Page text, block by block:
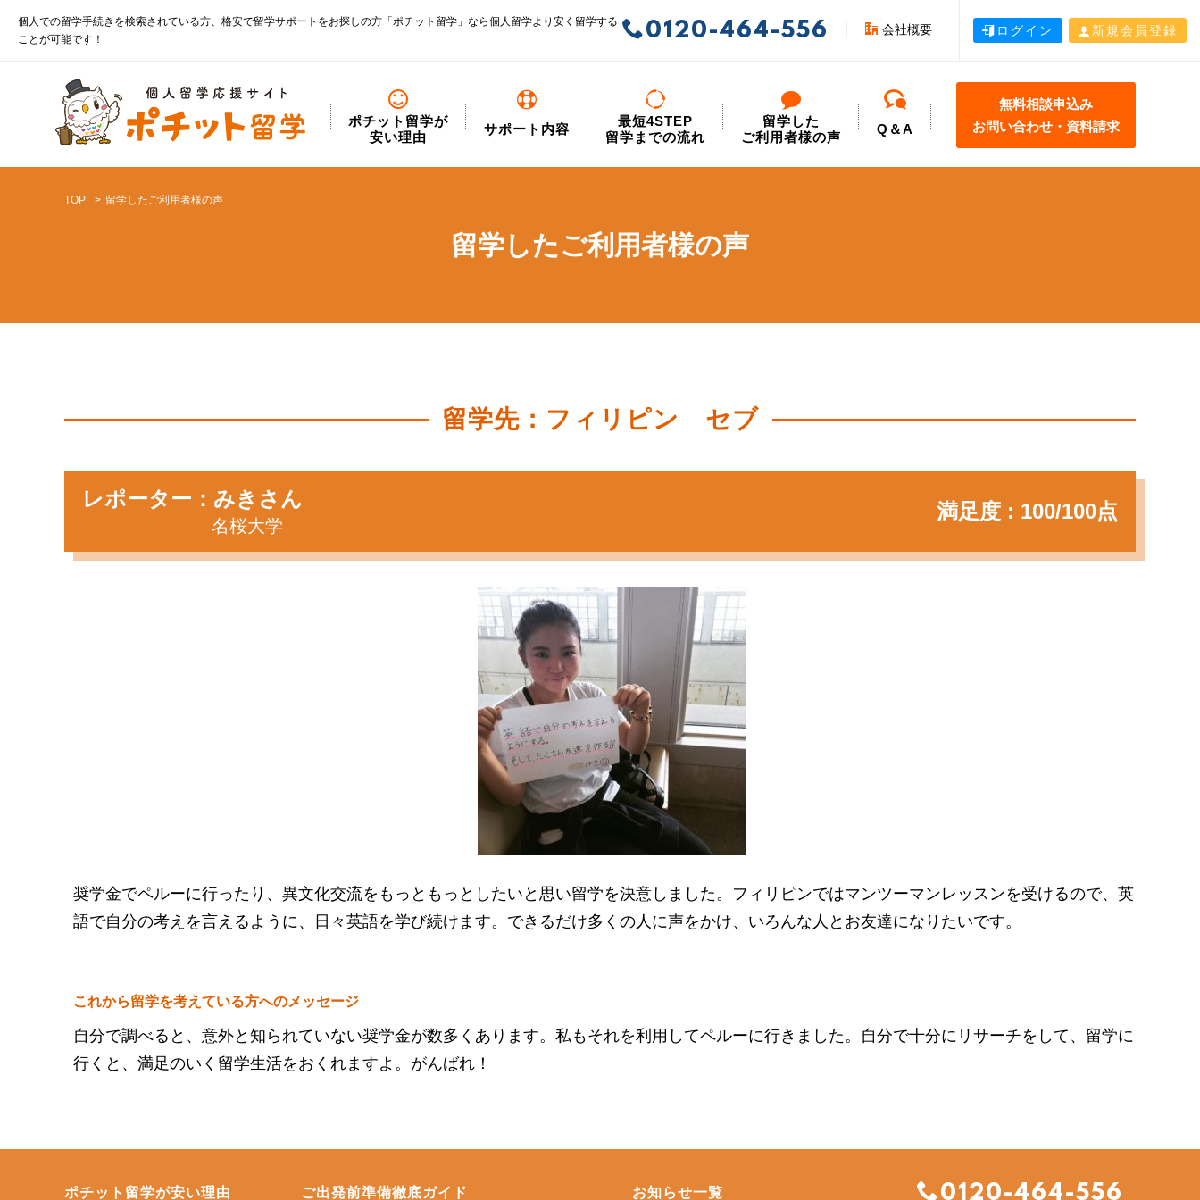
個人での留学手続きを検索されている方、格安で留学サポートをお探しの方「ポチット留学」なら個人留学より安く留学する
ことが可能です！
0120-464-556 会社概要 ログイン 新規会員登録
ポチット留学が
安い理由
サポート内容
最短4STEP
留学までの流れ
留学した
ご利用者様の声
Q＆A
無料相談申込み
お問い合わせ・資料請求
TOP 留学したご利用者様の声
留学したご利用者様の声
留学先：フィリピン セブ
レポーター：みきさん
名桜大学
満足度 : 100/100点
奨学金でペルーに行ったり、異文化交流をもっともっとしたいと思い留学を決意しました。フィリピンではマンツーマンレッスンを受けるので、英
語で自分の考えを言えるように、日々英語を学び続けます。できるだけ多くの人に声をかけ、いろんな人とお友達になりたいです。
これから留学を考えている方へのメッセージ
自分で調べると、意外と知られていない奨学金が数多くあります。私もそれを利用してペルーに行きました。自分で十分にリサーチをして、留学に
行くと、満足のいく留学生活をおくれますよ。がんばれ！
ポチット留学が安い理由 ご出発前準備徹底ガイド お知らせ一覧 0120-464-556